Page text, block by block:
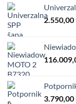
2.550,00
3.790,00